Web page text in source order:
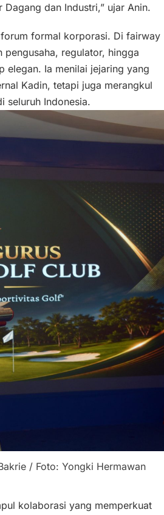
dan Industri,” ujar Anin.
formal korporasi. Di fairway
regulator, hingga
elegan. Ia menilai jejaring yang
Kadin, tetapi juga merangkul
seluruh Indonesia.
/ Foto: Yongki Hermawan
kolaborasi yang memperkuat